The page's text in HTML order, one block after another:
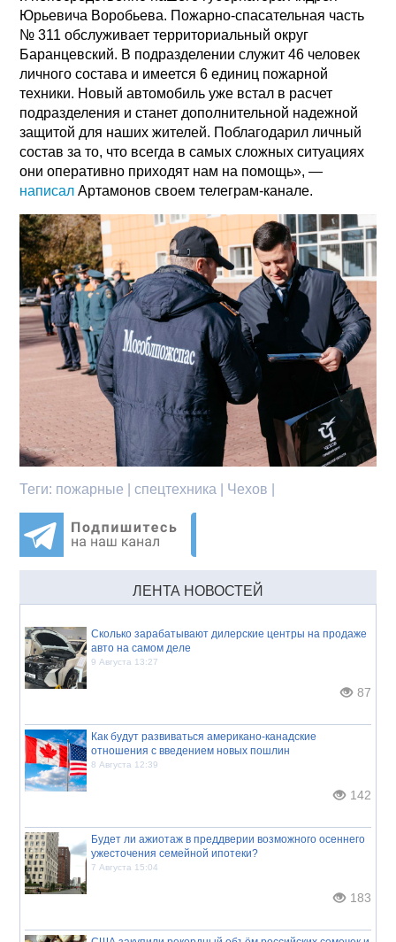
Юрьевича Воробьева. Пожарно-спасательная часть
№ 311 обслуживает территориальный округ
Баранцевский. В подразделении служит 46 человек
личного состава и имеется 6 единиц пожарной
техники. Новый автомобиль уже встал в расчет
подразделения и станет дополнительной надежной
защитой для наших жителей. Поблагодарил личный
состав за то, что всегда в самых сложных ситуациях
они оперативно приходят нам на помощь», —
написал Артамонов своем телеграм-канале.
Теги: пожарные | спецтехника | Чехов |
ЛЕНТА НОВОСТЕЙ
Сколько зарабатывают дилерские центры на продаже
авто на самом деле
9 Августа 13:27
87
Как будут развиваться американо-канадские
отношения с введением новых пошлин
8 Августа 12:39
142
Будет ли ажиотаж в преддверии возможного осеннего
ужесточения семейной ипотеки?
7 Августа 15:04
183